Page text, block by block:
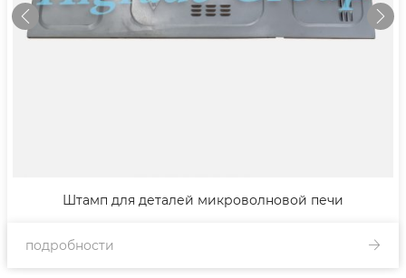
Штамп для деталей микроволновой печи
подробности